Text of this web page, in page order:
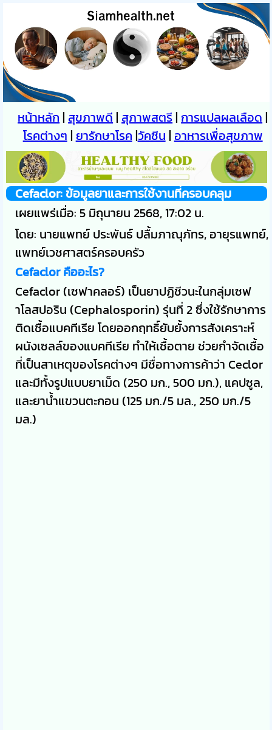
หน้าหลัก | สุขภาพดี | สุภาพสตรี|การแปลผลเลือด |
โรคต่างๆ | ยารักษาโรค |วัคซีน | อาหารเพื่อสุขภาพ
Cefaclor: ข้อมูลยาและการใช้งานที่ครอบคลุม
เผยแพร่เมื่อ: 5 มิถุนายน 2568, 17:02 น.
โดย: นายแพทย์ ประพันธ์ ปลื้มภาณุภัทร, อายุรแพทย์,
แพทย์เวชศาสตร์ครอบครัว
Cefaclor คืออะไร?
Cefaclor (เซฟาคลอร์) เป็นยาปฏิชีวนะในกลุ่มเซฟ
าโลสปอริน (Cephalosporin) รุ่นที่ 2 ซึ่งใช้รักษาการ
ติดเชื้อแบคทีเรีย โดยออกฤทธิ์ยับยั้งการสังเคราะห์
ผนังเซลล์ของแบคทีเรีย ทำให้เชื้อตาย ช่วยกำจัดเชื้อ
ที่เป็นสาเหตุของโรคต่างๆ มีชื่อทางการค้าว่า Ceclor
และมีทั้งรูปแบบยาเม็ด (250 มก., 500 มก.), แคปซูล,
และยาน้ำแขวนตะกอน (125 มก./5 มล., 250 มก./5
มล.)